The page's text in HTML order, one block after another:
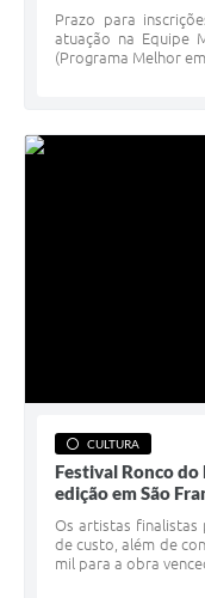
Prazo para
atuação na Equipe
(Programa Melhor
CULTURA
Festival Ronco do
edição em São
Os artistas finalistas
de custo, além de
mil para a obra